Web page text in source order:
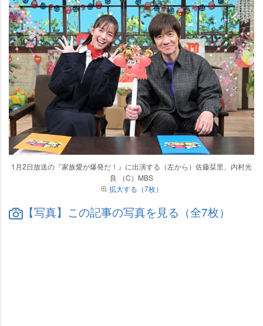
1月2日放送の『家族愛が爆発だ！』に出演する（左から）佐藤栞里、内村光
良 （C）MBS
拡大する（7枚）
【写真】この記事の写真を見る（全7枚）